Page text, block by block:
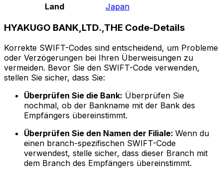
Land
Japan
HYAKUGO BANK,LTD.,THE Code-Details
Korrekte SWIFT-Codes sind entscheidend, um Probleme
oder Verzögerungen bei Ihren Überweisungen zu
vermeiden. Bevor Sie den SWIFT-Code verwenden,
stellen Sie sicher, dass Sie:
Überprüfen Sie die Bank: Überprüfen Sie
nochmal, ob der Bankname mit der Bank des
Empfängers übereinstimmt.
Überprüfen Sie den Namen der Filiale: Wenn du
einen branch-spezifischen SWIFT-Code
verwendest, stelle sicher, dass dieser Branch mit
dem Branch des Empfängers übereinstimmt.